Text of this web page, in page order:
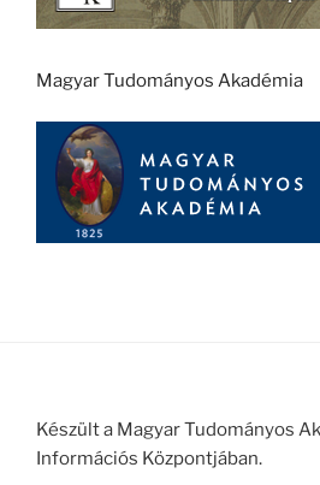
Magyar Tudományos Akadémia
Készült a Magyar Tudományos
Információs Központjában.